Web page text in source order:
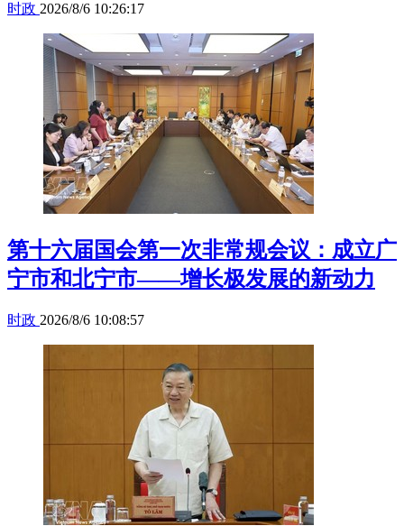
时政 2026/8/6 10:26:17
第十六届国会第一次非常规会议：成立广
宁市和北宁市——增长极发展的新动力
时政 2026/8/6 10:08:57